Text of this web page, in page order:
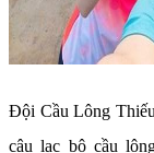
Đội Cầu Lông
câu lạc bộ cầu